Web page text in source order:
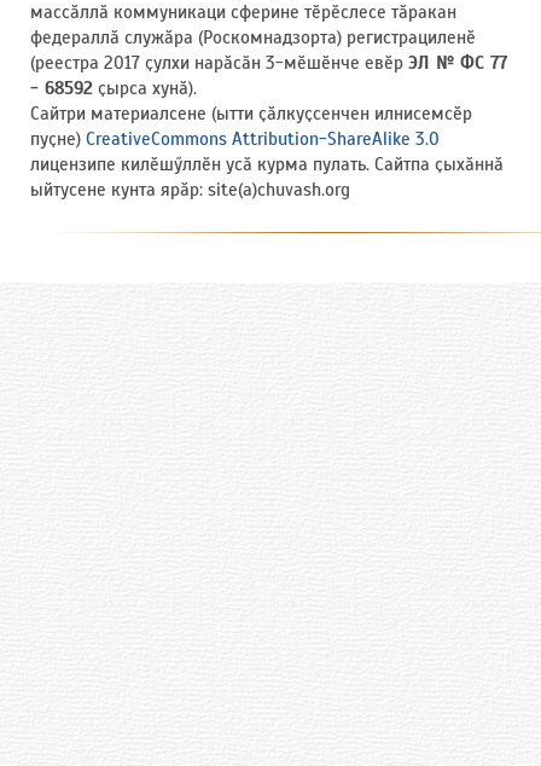
массӑллӑ коммуникаци сферине тӗрӗслесе тӑракан
федераллӑ служӑра (Роскомнадзорта) регистрациленӗ
(реестра 2017 ҫулхи нарӑсӑн 3-мӗшӗнче евӗр ЭЛ № ФС 77
- 68592 ҫырса хунӑ).
Сайтри материалсене (ытти ҫӑлкуҫсенчен илнисемсӗр
пуҫне) CreativeCommons Attribution-ShareAlike 3.0
лицензипе килӗшӳллӗн усӑ курма пулать. Сайтпа ҫыхӑннӑ
ыйтусене кунта ярӑр: site(a)chuvash.org